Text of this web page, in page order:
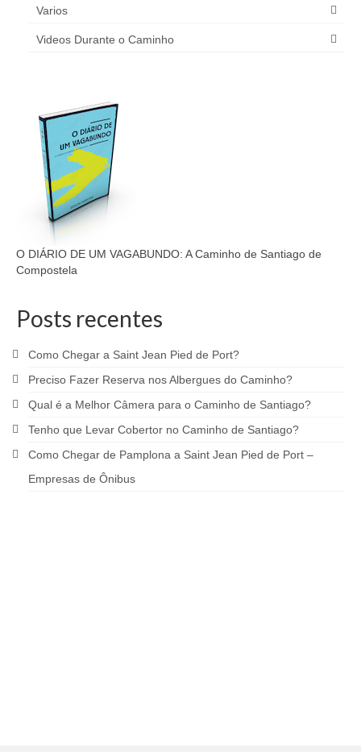
Varios
Videos Durante o Caminho
O DIÁRIO DE UM VAGABUNDO: A Caminho de Santiago de
Compostela
Posts recentes
Como Chegar a Saint Jean Pied de Port?
Preciso Fazer Reserva nos Albergues do Caminho?
Qual é a Melhor Câmera para o Caminho de Santiago?
Tenho que Levar Cobertor no Caminho de Santiago?
Como Chegar de Pamplona a Saint Jean Pied de Port –
Empresas de Ônibus